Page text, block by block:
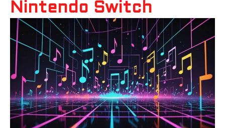
Nintendo Switch